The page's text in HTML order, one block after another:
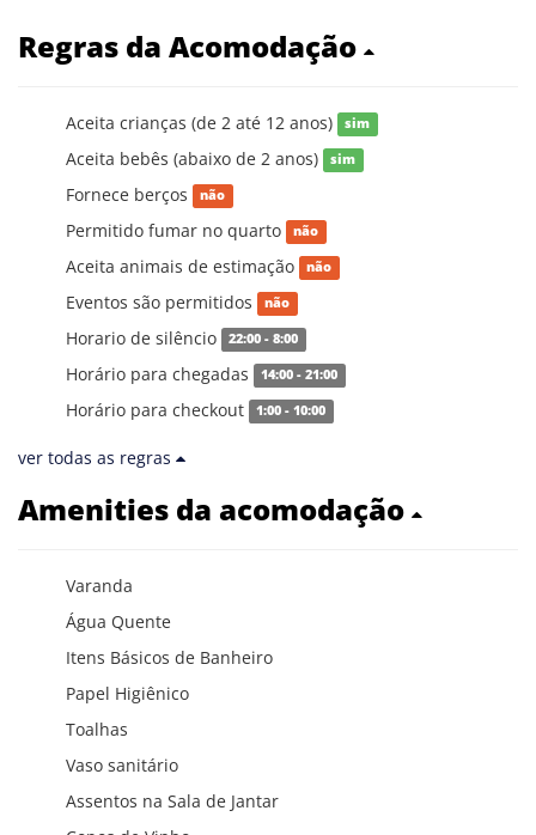
Regras da Acomodação
Aceita crianças (de 2 até 12 anos) sim
Aceita bebês (abaixo de 2 anos) sim
Fornece berços não
Permitido fumar no quarto não
Aceita animais de estimação não
Eventos são permitidos não
Horario de silêncio 22:00 - 8:00
Horário para chegadas 14:00 - 21:00
Horário para checkout 1:00 - 10:00
ver todas as regras
Amenities da acomodação
Varanda
Água Quente
Itens Básicos de Banheiro
Papel Higiênico
Toalhas
Vaso sanitário
Assentos na Sala de Jantar